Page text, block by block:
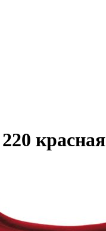
красная